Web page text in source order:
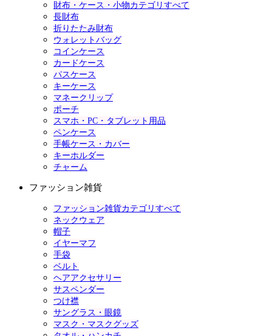
財布・ケース・小物カテゴリすべて
長財布
折りたたみ財布
ウォレットバッグ
コインケース
カードケース
パスケース
キーケース
マネークリップ
ポーチ
スマホ・PC・タブレット用品
ペンケース
手帳ケース・カバー
キーホルダー
チャーム
ファッション雑貨
ファッション雑貨カテゴリすべて
ネックウェア
帽子
イヤーマフ
手袋
ベルト
ヘアアクセサリー
サスペンダー
つけ襟
サングラス・眼鏡
マスク・マスクグッズ